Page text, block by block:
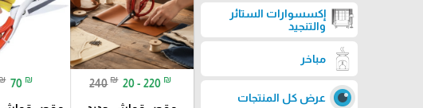
إكسسوارات الستائر
والتنجيد
مباخر
عرض كل المنتجات
240 ₪ 20 - 220 ₪
70 ₪